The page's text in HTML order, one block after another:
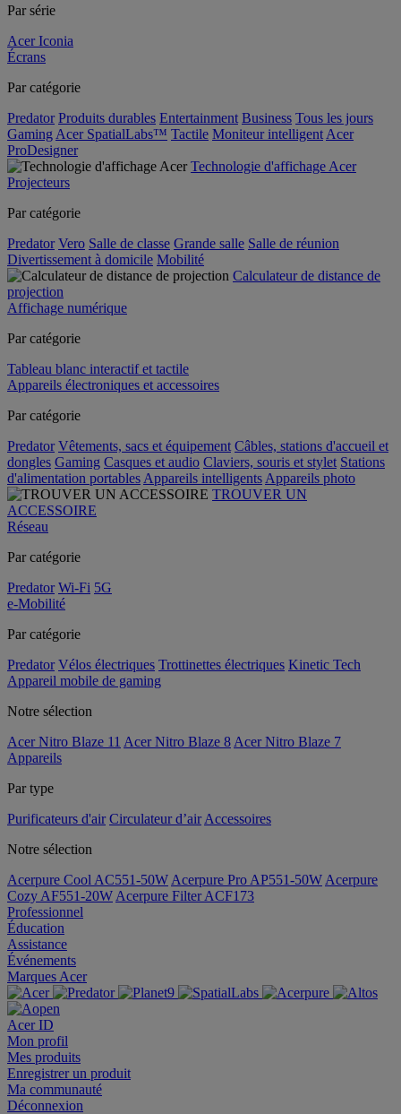
Par série
Acer Iconia
Écrans
Par catégorie
Predator Produits durables Entertainment Business Tous les jours
Gaming Acer SpatialLabs™ Tactile Moniteur intelligent Acer
ProDesigner
Technologie d'affichage Acer
Projecteurs
Par catégorie
Predator Vero Salle de classe Grande salle Salle de réunion
Divertissement à domicile Mobilité
Calculateur de distance de
projection
Affichage numérique
Par catégorie
Tableau blanc interactif et tactile
Appareils électroniques et accessoires
Par catégorie
Predator Vêtements, sacs et équipement Câbles, stations d'accueil et
dongles Gaming Casques et audio Claviers, souris et stylet Stations
d'alimentation portables Appareils intelligents Appareils photo
TROUVER UN
ACCESSOIRE
Réseau
Par catégorie
Predator Wi-Fi 5G
e-Mobilité
Par catégorie
Predator Vélos électriques Trottinettes électriques Kinetic Tech
Appareil mobile de gaming
Notre sélection
Acer Nitro Blaze 11 Acer Nitro Blaze 8 Acer Nitro Blaze 7
Appareils
Par type
Purificateurs d'air Circulateur d’air Accessoires
Notre sélection
Acerpure Cool AC551-50W Acerpure Pro AP551-50W Acerpure
Cozy AF551-20W Acerpure Filter ACF173
Professionnel
Éducation
Assistance
Événements
Marques Acer
Acer ID
Mon profil
Mes produits
Enregistrer un produit
Ma communauté
Déconnexion